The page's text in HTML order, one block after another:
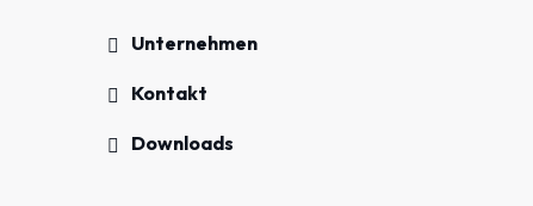
Unternehmen
Kontakt
Downloads